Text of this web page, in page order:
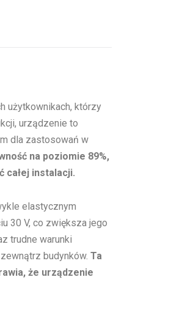
użytkownikach, którzy
urządzenie to
dla zastosowań w
na poziomie 89%,
całej instalacji.
elastycznym
30 V, co zwiększa jego
trudne warunki
budynków. Ta
że urządzenie